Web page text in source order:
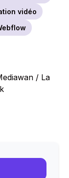
vidéo
/ La